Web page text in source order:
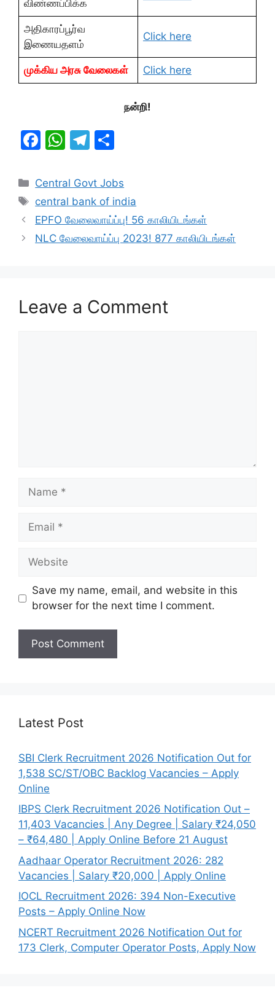
விண்ணப்பிக்க
அதிகாரப்பூர்வ
இணையதளம்
Click here
முக்கிய அரசு வேலைகள் Click here
நன்றி!
F
c
e
b
o
W
at
s
A
p
T
e
gr
a
m
ar
e
Categories
Central Govt Jobs
Tags
central bank of india
EPFO வேலைவாய்ப்பு! 56 காலியிடங்கள்
NLC வேலைவாய்ப்பு 2023! 877 காலியிடங்கள்
Leave a Comment
Name
Email
Website
Save my name, email, and website in this
browser for the next time I comment.
Latest Post
SBI Clerk Recruitment 2026 Notification Out for
1,538 SC/ST/OBC Backlog Vacancies – Apply
Online
IBPS Clerk Recruitment 2026 Notification Out –
11,403 Vacancies | Any Degree | Salary ₹24,050
– ₹64,480 | Apply Online Before 21 August
Aadhaar Operator Recruitment 2026: 282
Vacancies | Salary ₹20,000 | Apply Online
IOCL Recruitment 2026: 394 Non-Executive
Posts – Apply Online Now
NCERT Recruitment 2026 Notification Out for
173 Clerk, Computer Operator Posts, Apply Now